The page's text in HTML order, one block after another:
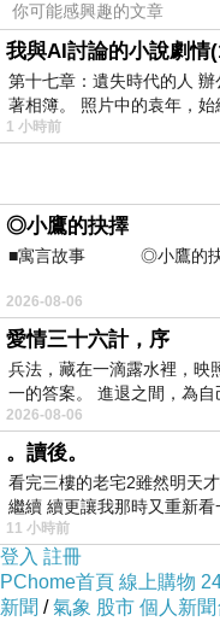
清晨六點多就到了
旅館還不能Check
9:36: 往夏卡爾美
卡，不像台灣的公
著車窗外涼涼的自
聽，搜尋到古典
館中的驚豔！
10:15: 搶第一個
喜，沒想到屬於南
薰衣草的「可達性
見是屬於夏日的
適合展覽畫作的美
不是個教徒，對他
能讓人清楚感覺到
你可能感興趣的文章
我與AI討論的小說劇情
第十七章：遺失時代的人
著相簿。 照片中的袁年，始
1 小時前
◎小鷹的抉擇
■寓言故事 ◎小鷹的
⊕潘文
仞的懸崖上，有一座遮天蔽
2026-08-06
愛情三十六計，序
兵法，藏在一滴露水裡，映
一的答案。 進退之間，為
2026-08-06
。讀後。
看完三樓的老宅2雖然明天
繼續 續更讓我那時又重新
有
11 小時前
登入 註冊
PChome首頁 線上購物
新聞 /氣象 股市 個人新聞